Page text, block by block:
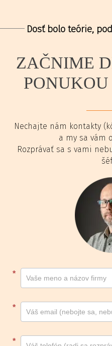
Dosť bolo teórie,
ZAČNIME
Nechajte nám kontakty
a my sa vám
Rozprávať sa s vami
Kontakt
footer
*
*
*